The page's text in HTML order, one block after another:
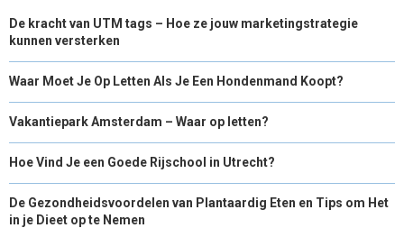
De kracht van UTM tags – Hoe ze jouw marketingstrategie
kunnen versterken
Waar Moet Je Op Letten Als Je Een Hondenmand Koopt?
Vakantiepark Amsterdam – Waar op letten?
Hoe Vind Je een Goede Rijschool in Utrecht?
De Gezondheidsvoordelen van Plantaardig Eten en Tips om Het
in je Dieet op te Nemen